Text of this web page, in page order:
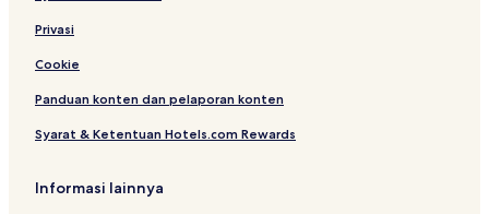
Hotel dekat Stasiun Hong Kong Fo Tan
Hostel di Pasar Lama Tai Po
Hotel Belanja dekat Pasar Lama Tai Po
Hotel dekat Fung Yuen Butterfly Reserve
Hotel dekat Daerah Istimewa Ma Shi Chau
Privasi
Cookie
Panduan konten dan pelaporan konten
Syarat & Ketentuan Hotels.com Rewards
Informasi lainnya